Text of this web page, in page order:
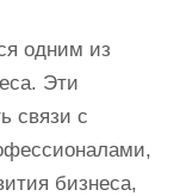
одним из
Эти
связи с
бизнеса,